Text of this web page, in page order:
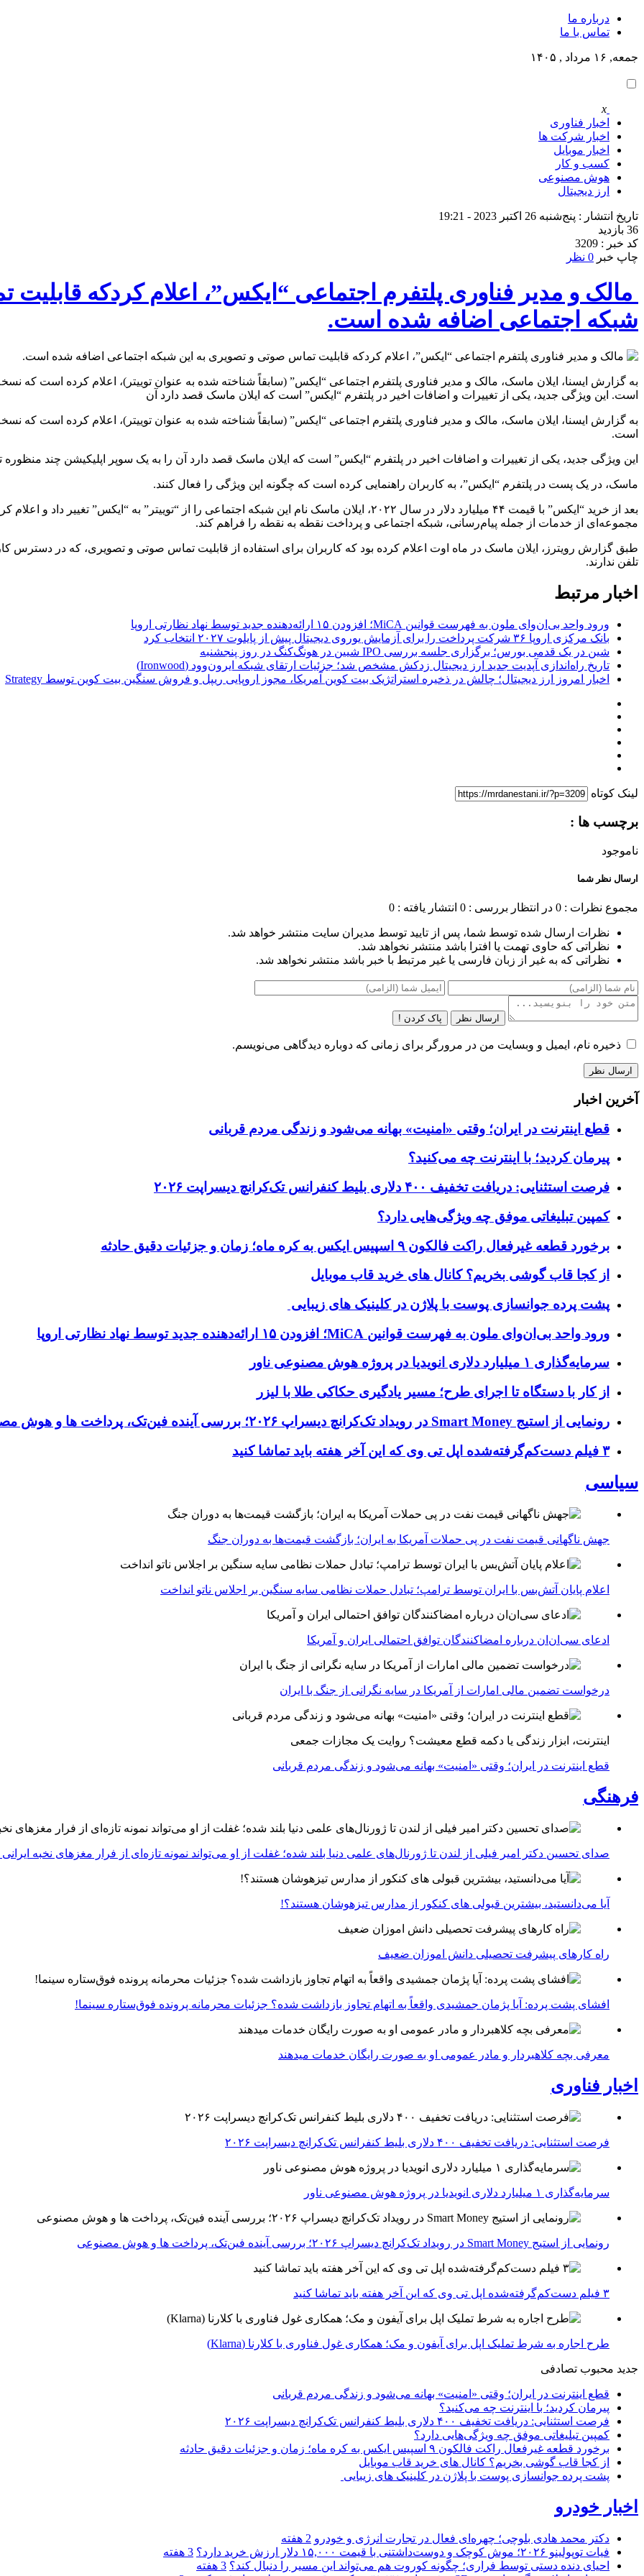
درباره ما
تماس با ما
جمعه, ۱۶ مرداد , ۱۴۰۵
x
اخبار فناوری
اخبار شرکت ها
اخبار موبایل
کسب و کار
هوش مصنوعی
ارز دیجیتال
تاریخ انتشار : پنج‌شنبه 26 اکتبر 2023 - 19:21
36 بازدید
کد خبر : 3209
چاپ خبر 0 نظر
مالک و مدیر فناوری پلتفرم اجتماعی “ایکس”، اعلام کردکه
شبکه اجتماعی اضافه شده است.
به گزارش ایسنا، ایلان ماسک، مالک و مدیر فناوری پلتفرم اجتماعی “ایکس” (سابقاً شناخته شده به عنوان توییتر)، اعلام کرده است که
است. این ویژگی جدید، یکی از تغییرات و اضافات اخیر در پلتفرم “ایکس” است که ایلان ماسک قصد دارد آن
به گزارش ایسنا، ایلان ماسک، مالک و مدیر فناوری پلتفرم اجتماعی “ایکس” (سابقاً شناخته شده به عنوان توییتر)، اعلام کرده است که
است.
این ویژگی جدید، یکی از تغییرات و اضافات اخیر در پلتفرم “ایکس” است که ایلان ماسک قصد دارد آن را به یک سوپر اپلیکیشن چند منظوره
ماسک، در یک پست در پلتفرم “ایکس”، به کاربران راهنمایی کرده است که چگونه این ویژگی را فعال کنند.
بعد از خرید “ایکس” با قیمت ۴۴ میلیارد دلار در سال ۲۰۲۲، ایلان ماسک نام این شبکه اجتماعی را از “توییتر” به
مجموعه‌ای از خدمات از جمله پیام‌رسانی، شبکه اجتماعی و پرداخت نقطه به نقطه را فراهم کند.
تلفن ندارند.
اخبار مرتبط
ورود واحد بی‌ان‌وای ملون به فهرست قوانین MiCA؛ افزودن ۱۵ ارائه‌دهنده جدید توسط نهاد نظارتی اروپا
بانک مرکزی اروپا ۳۶ شرکت پرداخت را برای آزمایش یوروی دیجیتال پیش از پایلوت ۲۰۲۷ انتخاب کرد
شین در یک قدمی بورس؛ برگزاری جلسه بررسی IPO شیین در هونگ‌کنگ در روز پنجشنبه
تاریخ راه‌اندازی آپدیت جدید ارز دیجیتال زدکش مشخص شد؛ جزئیات ارتقای شبکه ایرون‌وود (Ironwood)
اخبار امروز ارز دیجیتال؛ چالش در ذخیره استراتژیک بیت کوین آمریکا، مجوز اروپایی ریپل و فروش سنگین بیت کوین توسط Strategy
لینک کوتاه
برچسب ها :
ناموجود
ارسال نظر شما
مجموع نظرات : 0 در انتظار بررسی : 0 انتشار یافته : 0
نظرات ارسال شده توسط شما، پس از تایید توسط مدیران سایت منتشر خواهد شد.
نظراتی که حاوی تهمت یا افترا باشد منتشر نخواهد شد.
نظراتی که به غیر از زبان فارسی یا غیر مرتبط با خبر باشد منتشر نخواهد شد.
ارسال نظر پاک کردن !
ذخیره نام، ایمیل و وبسایت من در مرورگر برای زمانی که دوباره دیدگاهی می‌نویسم.
آخرین اخبار
قطع اینترنت در ایران؛ وقتی «امنیت» بهانه می‌شود و زندگی مردم قربانی
پیرمان کردید؛ با اینترنت چه می‌کنید؟
فرصت استثنایی: دریافت تخفیف ۴۰۰ دلاری بلیط کنفرانس تک‌کرانچ دیسراپت ۲۰۲۶
کمپین تبلیغاتی موفق چه ویژگی‌هایی دارد؟
برخورد قطعه غیرفعال راکت فالکون ۹ اسپیس ایکس به کره ماه؛ زمان و جزئیات دقیق حادثه
از کجا قاب گوشی بخریم؟ کانال های خرید قاب موبایل
پشت پرده جوانسازی پوست با پلاژن در کلینیک های زیبایی
ورود واحد بی‌ان‌وای ملون به فهرست قوانین MiCA؛ افزودن ۱۵ ارائه‌دهنده جدید توسط نهاد نظارتی اروپا
سرمایه‌گذاری ۱ میلیارد دلاری انویدیا در پروژه هوش مصنوعی ناور
از کار با دستگاه تا اجرای طرح؛ مسیر یادگیری حکاکی طلا با لیزر
رونمایی از استیج Smart Money در رویداد تک‌کرانچ دیسراپ ۲۰۲۶؛ بررسی آینده فین‌تک، پرداخت‌ ها و هوش مصنوعی
۳ فیلم دست‌کم‌گرفته‌شده اپل تی وی که این آخر هفته باید تماشا کنید
سیاسی
جهش ناگهانی قیمت نفت در پی حملات آمریکا به ایران؛ بازگشت قیمت‌ها به دوران جنگ
اعلام پایان آتش‌بس با ایران توسط ترامپ؛ تبادل حملات نظامی سایه سنگین بر اجلاس ناتو انداخت
ادعای سی‌ان‌ان درباره امضاکنندگان توافق احتمالی ایران و آمریکا
درخواست تضمین مالی امارات از آمریکا در سایه نگرانی از جنگ با ایران
اینترنت، ابزار زندگی یا دکمه قطع معیشت؟ روایت یک مجازات جمعی
قطع اینترنت در ایران؛ وقتی «امنیت» بهانه می‌شود و زندگی مردم قربانی
فرهنگی
صدای تحسین دکتر امیر فیلی از لندن تا ژورنال‌های علمی دنیا بلند شده؛ غفلت از او می‌تواند نمونه تازه‌ای از فرار مغزهای نخبه ایرانی
آیا می‌دانستید، بیشترین قبولی های کنکور از مدارس تیزهوشان هستند؟!
راه کارهای پیشرفت تحصیلی دانش اموزان ضعیف
افشای پشت پرده: آیا پژمان جمشیدی واقعاً به اتهام تجاوز بازداشت شده؟ جزئیات محرمانه پرونده فوق‌ستاره سینما!
معرفی بچه کلاهبردار و مادر عمومی او به صورت رایگان خدمات میدهند
اخبار فناوری
فرصت استثنایی: دریافت تخفیف ۴۰۰ دلاری بلیط کنفرانس تک‌کرانچ دیسراپت ۲۰۲۶
سرمایه‌گذاری ۱ میلیارد دلاری انویدیا در پروژه هوش مصنوعی ناور
رونمایی از استیج Smart Money در رویداد تک‌کرانچ دیسراپ ۲۰۲۶؛ بررسی آینده فین‌تک، پرداخت‌ ها و هوش مصنوعی
۳ فیلم دست‌کم‌گرفته‌شده اپل تی وی که این آخر هفته باید تماشا کنید
طرح اجاره به شرط تملیک اپل برای آیفون و مک؛ همکاری غول فناوری با کلارنا (Klarna)
جدید محبوب تصادفی
قطع اینترنت در ایران؛ وقتی «امنیت» بهانه می‌شود و زندگی مردم قربانی
پیرمان کردید؛ با اینترنت چه می‌کنید؟
فرصت استثنایی: دریافت تخفیف ۴۰۰ دلاری بلیط کنفرانس تک‌کرانچ دیسراپت ۲۰۲۶
کمپین تبلیغاتی موفق چه ویژگی‌هایی دارد؟
برخورد قطعه غیرفعال راکت فالکون ۹ اسپیس ایکس به کره ماه؛ زمان و جزئیات دقیق حادثه
از کجا قاب گوشی بخریم؟ کانال های خرید قاب موبایل
پشت پرده جوانسازی پوست با پلاژن در کلینیک های زیبایی
اخبار خودرو
دکتر محمد هادی بلوچی؛ چهره‌ای فعال در تجارت انرژی و خودرو 2 هفته
فیات توپولینو ۲۰۲۶؛ موش کوچک و دوست‌داشتنی با قیمت ۱۵,۰۰۰ دلار ارزش خرید دارد؟
3 هفته
احیای دنده دستی توسط فراری؛ چگونه کوروت هم می‌تواند این مسیر را دنبال کند؟ 3 هفته